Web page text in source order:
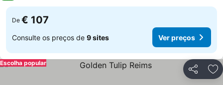
De € 107
Consulte os preços de 9 sites Ver preços
Partilhar
Escolha popular